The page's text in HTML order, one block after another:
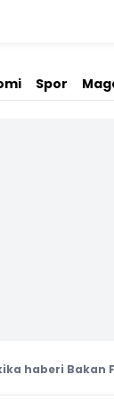
Spor
haberi Bakan